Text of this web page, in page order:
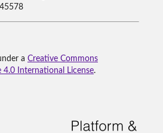
a Creative Commons
International License.